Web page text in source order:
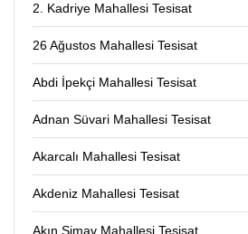
2. Kadriye Mahallesi Tesisat
26 Ağustos Mahallesi Tesisat
Abdi İpekçi Mahallesi Tesisat
Adnan Süvari Mahallesi Tesisat
Akarcalı Mahallesi Tesisat
Akdeniz Mahallesi Tesisat
Akın Simav Mahallesi Tesisat